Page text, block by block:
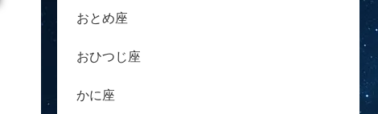
おとめ座
おひつじ座
かに座